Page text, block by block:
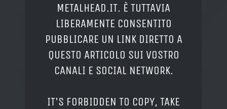
METALHEAD.IT. È TUTTAVIA
LIBERAMENTE CONSENTITO
PUBBLICARE UN LINK DIRETTO A
QUESTO ARTICOLO SUI VOSTRO
CANALI E SOCIAL NETWORK.
IT'S FORBIDDEN TO COPY, TAKE